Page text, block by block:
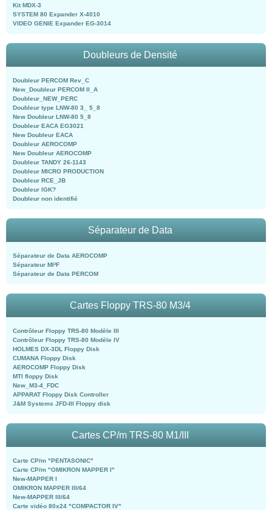
Kit MDX-3
SYSTEM 80 Expander X-4010
VIDEO GENIE Expander EG-3014
Doubleurs de Densité
Doubleur PERCOM Rev_C
New_Doubleur PERCOM II_A
Doubleur_NEW_PERC
Doubleur type LNW-80 3_ 5_8
New Doubleur LNW-80 5_8
Doubleur EACA EG3021
New Doubleur EACA
Doubleur AEROCOMP
New Doubleur AEROCOMP
Doubleur TANDY 26-1143
Doubleur MICRO PRODUCTION
Doubleur RCE_JB
Doubleur IGK?
Doubleur non identifié
Séparateur de Data
Séparateur de Data AEROCOMP
Séparateur MI²F
Séparateur de Data PERCOM
Cartes Floppy TRS-80 M3/4
Contrôleur Floppy TRS-80 Modèle III
Contrôleur Floppy TRS-80 Modèle IV
HOLMES DX-3DL Floppy Disk
CUMANA Floppy Disk
AEROCOMP Floppy Disk
MTI floppy Disk
New_M3-4_FDC
APPARAT Floppy Disk Controller
J&M Systems JFD-III Floppy disk
Cartes CP/m TRS-80 M1/III
Carte CP/m "PENTASONIC"
Carte CP/m "OMIKRON MAPPER I"
New-MAPPER I
OMIKRON MAPPER III/64
New-MAPPER III/64
Carte vidéo 80x24 "COMPACTOR IV"